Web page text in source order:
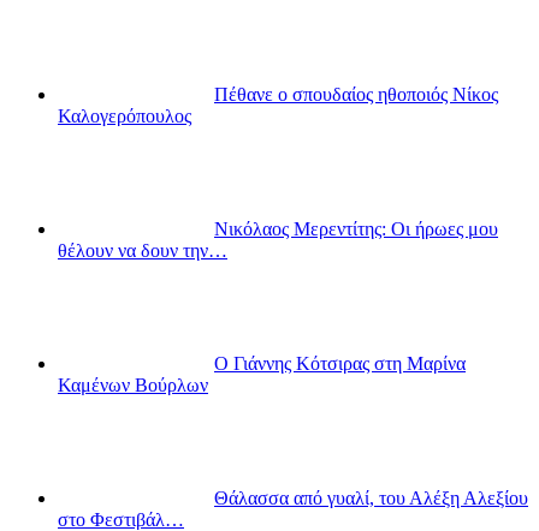
Πέθανε ο σπουδαίος ηθοποιός Νίκος
Καλογερόπουλος
Νικόλαος Μερεντίτης: Οι ήρωες μου
θέλουν να δουν την…
Ο Γιάννης Κότσιρας στη Μαρίνα
Καμένων Βούρλων
Θάλασσα από γυαλί, του Αλέξη Αλεξίου
στο Φεστιβάλ…